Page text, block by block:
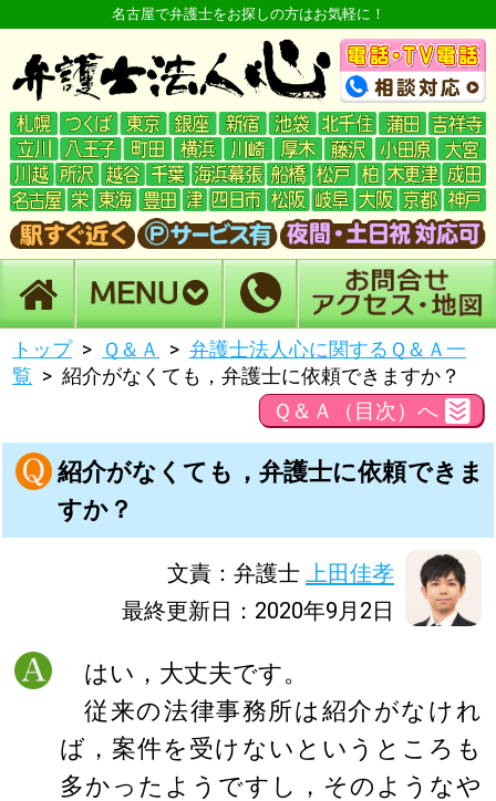
名古屋で弁護士をお探しの方はお気軽に！
トップ Ｑ＆Ａ
弁護士法人心に関するＱ＆Ａ一
覧
紹介がなくても，弁護士に依頼できますか？
Ｑ＆Ａ（目次）へ
紹介がなくても，弁護士に依頼できま
すか？
文責：弁護士
上田佳孝
最終更新日：2020年9月2日
はい，大丈夫です。
従来の法律事務所は紹介がなけれ
ば，案件を受けないというところも
多かったようですし，そのようなや